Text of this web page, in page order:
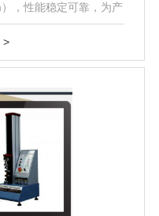
，性能稳定可靠，为产
>